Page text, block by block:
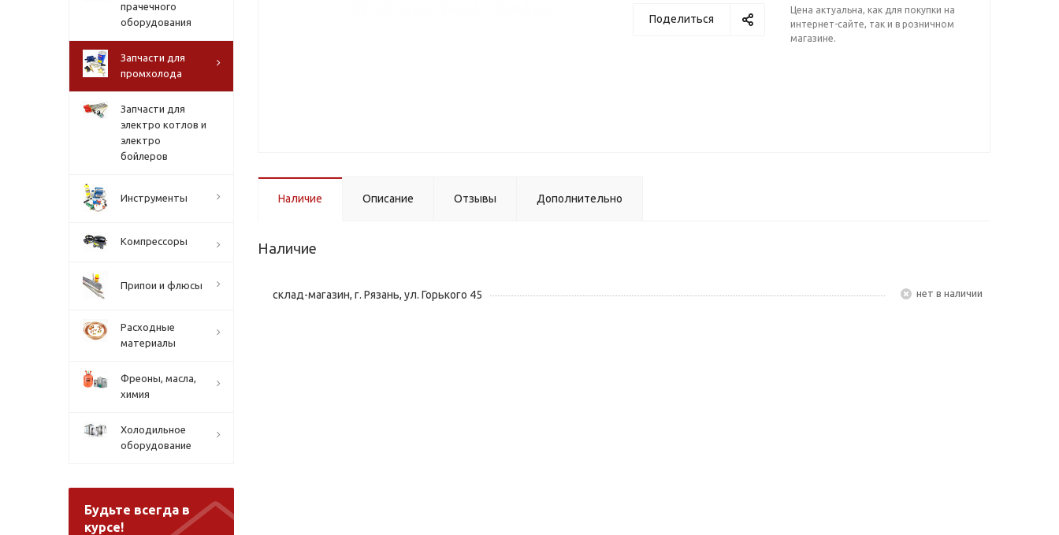
Поделиться
Цена актуальна, как для покупки на
интернет-сайте, так и в розничном
магазине.
Наличие Описание Отзывы Дополнительно
Наличие
склад-магазин, г. Рязань, ул. Горького 45 Нет в наличии
прачечного
оборудования
Запчасти для
промхолода
Запчасти для
электро котлов и
электро
бойлеров
Инструменты
Компрессоры
Припои и флюсы
Расходные
материалы
Фреоны, масла,
химия
Холодильное
оборудование
Будьте всегда в
курсе!